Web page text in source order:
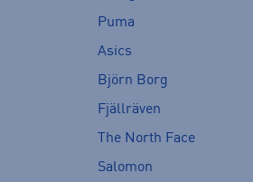
Puma
Asics
Björn Borg
Fjällräven
The North Face
Salomon